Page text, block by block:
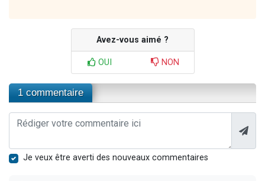
Avez-vous aimé ?
OUI NON
1 commentaire
Je veux être averti des nouveaux commentaires